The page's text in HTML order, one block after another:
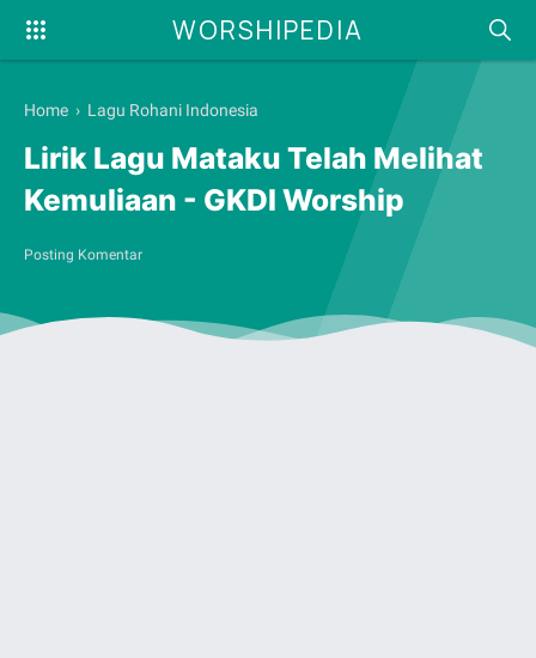
WORSHIPEDIA
Home › Lagu Rohani Indonesia
Lirik Lagu Mataku Telah Melihat
Kemuliaan - GKDI Worship
Posting Komentar